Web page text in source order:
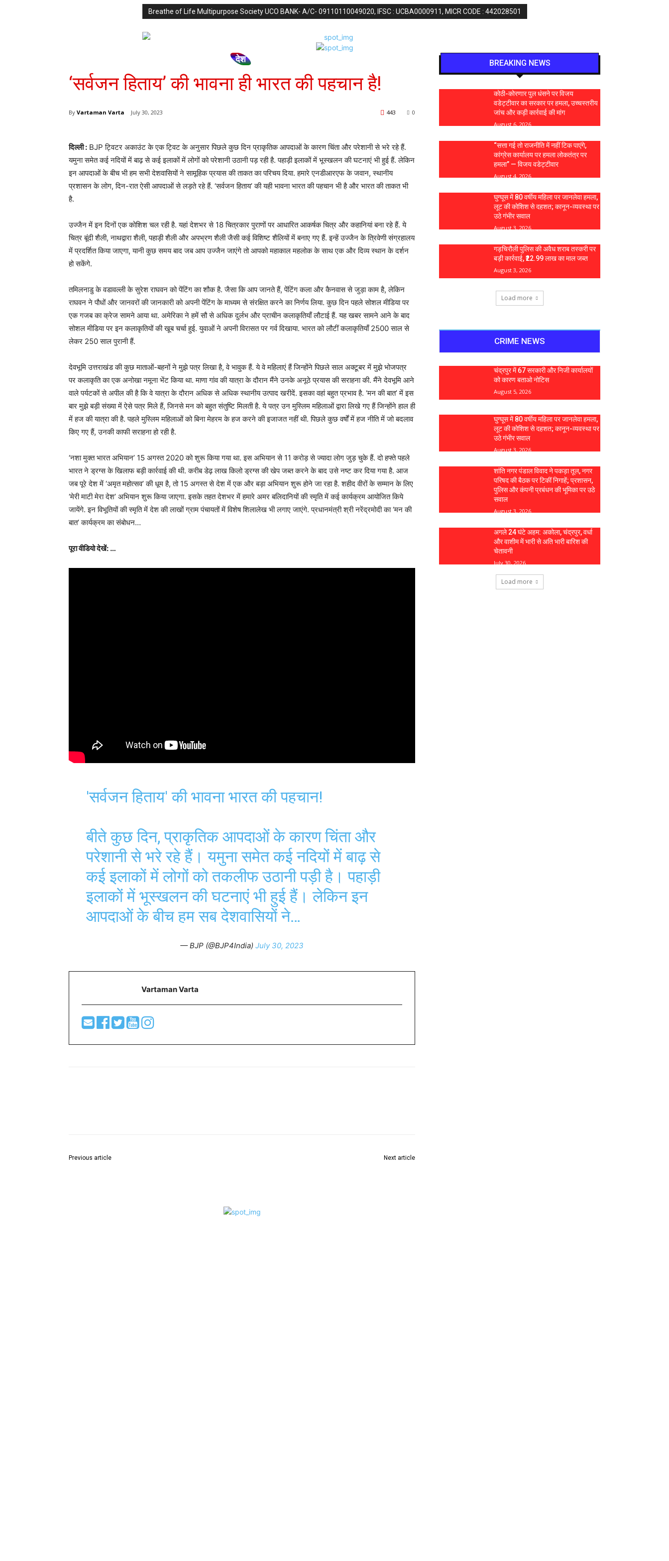
Breathe of Life Multipurpose Society UCO BANK- A/C- 09110110049020, IFSC : UCBA0000911, MICR CODE : 442028501
देश
‘सर्वजन हिताय’ की भावना ही भारत की पहचान है!
By Vartaman Varta July 30, 2023 0
443
दिल्ली : BJP ट्विटर अकाउंट के एक ट्विट के अनुसार पिछले कुछ दिन प्राकृतिक आपदाओं के कारण चिंता और परेशानी से भरे रहे हैं.
यमुना समेत कई नदियों में बाढ़ से कई इलाकों में लोगों को परेशानी उठानी पड़ रही है. पहाड़ी इलाकों में भूस्खलन की घटनाएं भी हुई हैं. लेकिन
इन आपदाओं के बीच भी हम सभी देशवासियों ने सामूहिक प्रयास की ताकत का परिचय दिया. हमारे एनडीआरएफ के जवान, स्थानीय
प्रशासन के लोग, दिन-रात ऐसी आपदाओं से लड़ते रहे हैं. ‘सर्वजन हिताय’ की यही भावना भारत की पहचान भी है और भारत की ताकत भी
है.
उज्जैन में इन दिनों एक कोशिश चल रही है. यहां देशभर से 18 चित्रकार पुराणों पर आधारित आकर्षक चित्र और कहानियां बना रहे हैं. ये
चित्र बूंदी शैली, नाथद्वारा शैली, पहाड़ी शैली और अपभ्रण शैली जैसी कई विशिष्ट शैलियों में बनाए गए हैं. इन्हें उज्जैन के त्रिवेणी संग्रहालय
में प्रदर्शित किया जाएगा, यानी कुछ समय बाद जब आप उज्जैन जाएंगे तो आपको महाकाल महलोक के साथ एक और दिव्य स्थान के दर्शन
हो सकेंगे.
तमिलनाडु के वडावल्ली के सुरेश राघवन को पेंटिंग का शौक है. जैसा कि आप जानते हैं, पेंटिंग कला और कैनवास से जुड़ा काम है, लेकिन
राघवन ने पौधों और जानवरों की जानकारी को अपनी पेंटिंग के माध्यम से संरक्षित करने का निर्णय लिया. कुछ दिन पहले सोशल मीडिया पर
एक गजब का क्रेज सामने आया था. अमेरिका ने हमें सौ से अधिक दुर्लभ और प्राचीन कलाकृतियाँ लौटाई हैं. यह खबर सामने आने के बाद
सोशल मीडिया पर इन कलाकृतियों की खूब चर्चा हुई. युवाओं ने अपनी विरासत पर गर्व दिखाया. भारत को लौटीं कलाकृतियाँ 2500 साल से
लेकर 250 साल पुरानी हैं.
देवभूमि उत्तराखंड की कुछ माताओं-बहनों ने मुझे पत्र लिखा है, वे भावुक हैं. ये वे महिलाएं हैं जिन्होंने पिछले साल अक्टूबर में मुझे भोजपत्र
पर कलाकृति का एक अनोखा नमूना भेंट किया था. माणा गांव की यात्रा के दौरान मैंने उनके अनूठे प्रयास की सराहना की. मैंने देवभूमि आने
वाले पर्यटकों से अपील की है कि वे यात्रा के दौरान अधिक से अधिक स्थानीय उत्पाद खरीदें. इसका वहां बहुत प्रभाव है. ‘मन की बात’ में इस
बार मुझे बड़ी संख्या में ऐसे पत्र मिले हैं, जिनसे मन को बहुत संतुष्टि मिलती है. ये पत्र उन मुस्लिम महिलाओं द्वारा लिखे गए हैं जिन्होंने हाल ही
में हज की यात्रा की है. पहले मुस्लिम महिलाओं को बिना मेहरम के हज करने की इजाजत नहीं थी. पिछले कुछ वर्षों में हज नीति में जो बदलाव
किए गए हैं, उनकी काफी सराहना हो रही है.
‘नशा मुक्त भारत अभियान’ 15 अगस्त 2020 को शुरू किया गया था. इस अभियान से 11 करोड़ से ज्यादा लोग जुड़ चुके हैं. दो हफ्ते पहले
भारत ने ड्रग्स के खिलाफ बड़ी कार्रवाई की थी. करीब डेढ़ लाख किलो ड्रग्स की खेप जब्त करने के बाद उसे नष्ट कर दिया गया है. आज
जब पूरे देश में ‘अमृत महोत्सव’ की धूम है, तो 15 अगस्त से देश में एक और बड़ा अभियान शुरू होने जा रहा है. शहीद वीरों के सम्मान के लिए
‘मेरी माटी मेरा देश’ अभियान शुरू किया जाएगा. इसके तहत देशभर में हमारे अमर बलिदानियों की स्मृति में कई कार्यक्रम आयोजित किये
जायेंगे. इन विभूतियों की स्मृति में देश की लाखों ग्राम पंचायतों में विशेष शिलालेख भी लगाए जाएंगे. प्रधानमंत्री श्री नरेंद्रमोदी का ‘मन की
बात’ कार्यक्रम का संबोधन…
पूरा वीडियो देखें: …
'सर्वजन हिताय' की भावना भारत की पहचान!
बीते कुछ दिन, प्राकृतिक आपदाओं के कारण चिंता और
परेशानी से भरे रहे हैं। यमुना समेत कई नदियों में बाढ़ से
कई इलाकों में लोगों को तकलीफ उठानी पड़ी है। पहाड़ी
इलाकों में भूस्खलन की घटनाएं भी हुई हैं। लेकिन इन
आपदाओं के बीच हम सब देशवासियों ने…
— BJP (@BJP4India) July 30, 2023
Vartaman Varta
Previous article Next article
BREAKING NEWS
कोठी-कोरणार पुल धंसने पर विजय
वडेट्टीवार का सरकार पर हमला, उच्चस्तरीय
जांच और कड़ी कार्रवाई की मांग
August 6, 2026
“सत्ता गई तो राजनीति में नहीं टिक पाएंगे,
कांग्रेस कार्यालय पर हमला लोकतंत्र पर
हमला” — विजय वडेट्टीवार
August 4, 2026
घुग्घूस में 80 वर्षीय महिला पर जानलेवा हमला,
लूट की कोशिश से दहशत; कानून-व्यवस्था पर
उठे गंभीर सवाल
August 3, 2026
गड़चिरौली पुलिस की अवैध शराब तस्करी पर
बड़ी कार्रवाई, ₹22.99 लाख का माल जब्त
August 3, 2026
Load more
CRIME NEWS
चंद्रपुर में 67 सरकारी और निजी कार्यालयों
को कारण बताओ नोटिस
August 5, 2026
घुग्घूस में 80 वर्षीय महिला पर जानलेवा हमला,
लूट की कोशिश से दहशत; कानून-व्यवस्था पर
उठे गंभीर सवाल
August 3, 2026
शांति नगर पंडाल विवाद ने पकड़ा तूल, नगर
परिषद की बैठक पर टिकीं निगाहें; प्रशासन,
पुलिस और कंपनी प्रबंधन की भूमिका पर उठे
सवाल
August 3, 2026
अगले 24 घंटे अहम: अकोला, चंद्रपुर, वर्धा
और वाशीम में भारी से अति भारी बारिश की
चेतावनी
July 30, 2026
Load more